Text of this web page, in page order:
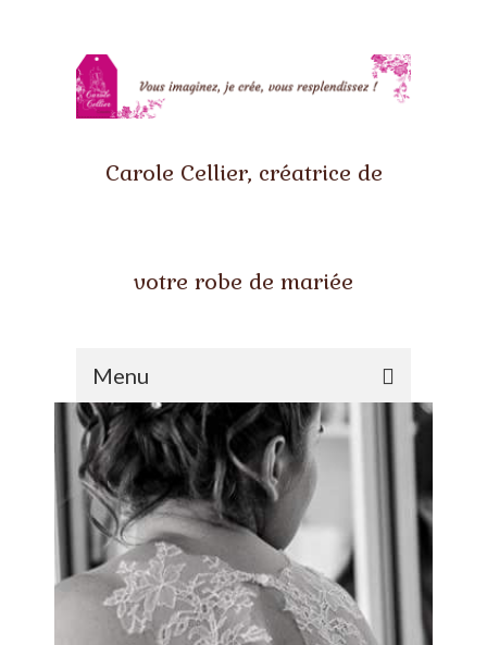
Carole Cellier, créatrice de
votre robe de mariée
Menu
Accueil
Qui suis-je ?
Prestations
La mariée audacieuse
La mariée astucieuse